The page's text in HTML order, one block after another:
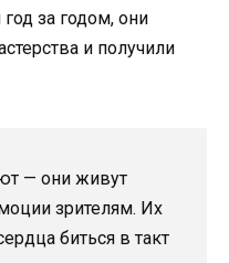
за годом, они
и получили
— они живут
зрителям. Их
биться в такт